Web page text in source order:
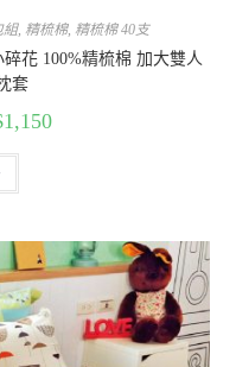
組, 精梳棉, 精梳棉 40支
花 100%精梳棉 加大雙人
套
1,150